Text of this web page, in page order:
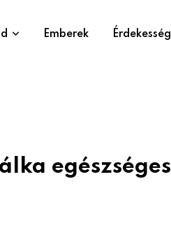
Emberek Érdekesség
egészséges